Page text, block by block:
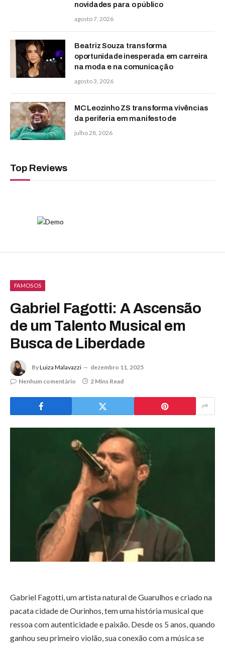
novidades para o público
agosto 7, 2026
Beatriz Souza transforma
oportunidade inesperada em carreira
na moda e na comunicação
agosto 3, 2026
MC Leozinho ZS transforma vivências
da periferia em manifesto de
julho 28, 2026
Top Reviews
FAMOSOS
Gabriel Fagotti: A Ascensão
de um Talento Musical em
Busca de Liberdade
ByLuiza Malavazzi
dezembro 11, 2025
Nenhum comentário
2 Mins Read
Gabriel Fagotti, um artista natural de Guarulhos e criado na
pacata cidade de Ourinhos, tem uma história musical que
ressoa com autenticidade e paixão. Desde os 5 anos, quando
ganhou seu primeiro violão, sua conexão com a música se